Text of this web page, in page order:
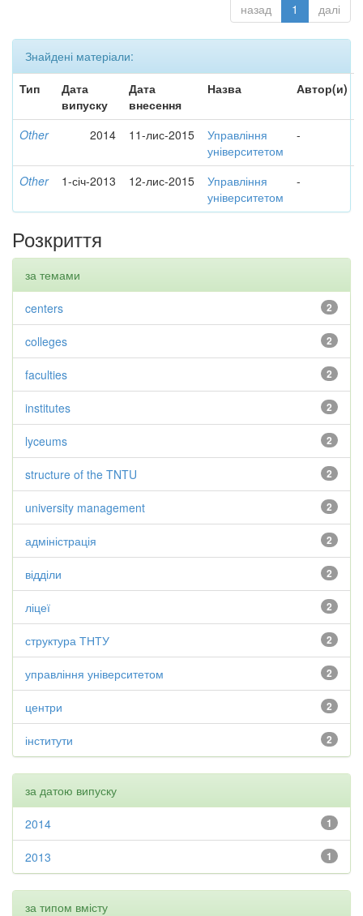
назад 1 далі
Знайдені матеріали:
Тип
Дата
випуску
Дата
внесення
Назва Автор(и)
Other 2014 11-лис-2015
Управління
університетом
-
Other 1-січ-2013 12-лис-2015
Управління
університетом
-
Розкриття
за темами
2
centers
2
colleges
2
faculties
2
institutes
2
lyceums
2
structure of the TNTU
2
university management
2
адміністрація
2
відділи
2
ліцеї
2
структура ТНТУ
2
управління університетом
2
центри
2
інститути
за датою випуску
1
2014
1
2013
за типом вмісту